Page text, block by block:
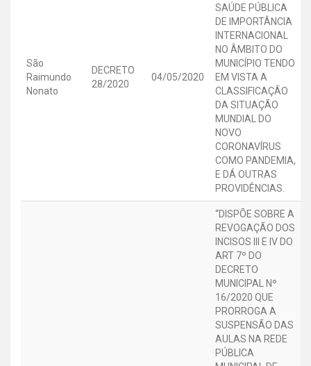
São
Raimundo
Nonato
DECRETO
28/2020
04/05/2020
SAÚDE PÚBLICA
DE IMPORTÂNCIA
INTERNACIONAL
NO ÂMBITO DO
MUNICÍPIO TENDO
EM VISTA A
CLASSIFICAÇÃO
DA SITUAÇÃO
MUNDIAL DO
NOVO
CORONAVÍRUS
COMO PANDEMIA,
E DÁ OUTRAS
PROVIDÊNCIAS.
“DISPÕE SOBRE A
REVOGAÇÃO DOS
INCISOS III E IV DO
ART 7º DO
DECRETO
MUNICIPAL Nº
16/2020 QUE
PRORROGA A
SUSPENSÃO DAS
AULAS NA REDE
PÚBLICA